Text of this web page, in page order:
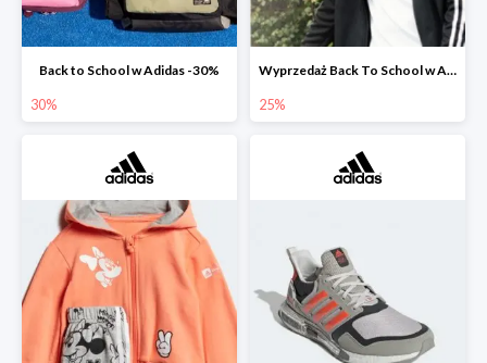
Back to School w Adidas -30%
30%
Wyprzedaż Back To School w Adidas do -25%
25%